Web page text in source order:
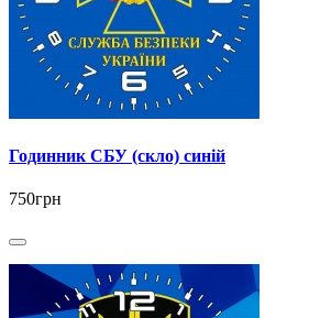
Годинник СБУ (скло) синій
750грн